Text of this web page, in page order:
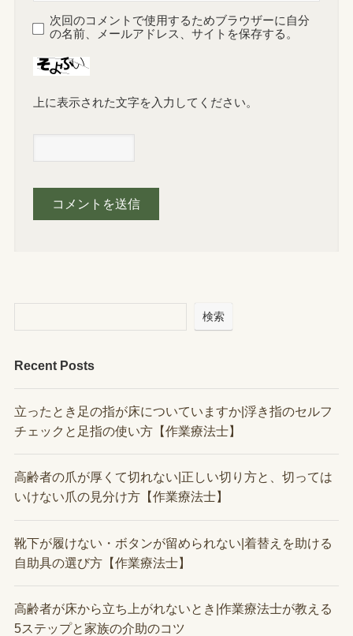
次回のコメントで使用するためブラウザーに自分
の名前、メールアドレス、サイトを保存する。
上に表示された文字を入力してください。
検索
Recent Posts
立ったとき足の指が床についていますか|浮き指のセルフ
チェックと足指の使い方【作業療法士】
高齢者の爪が厚くて切れない|正しい切り方と、切っては
いけない爪の見分け方【作業療法士】
靴下が履けない・ボタンが留められない|着替えを助ける
自助具の選び方【作業療法士】
高齢者が床から立ち上がれないとき|作業療法士が教える
5ステップと家族の介助のコツ